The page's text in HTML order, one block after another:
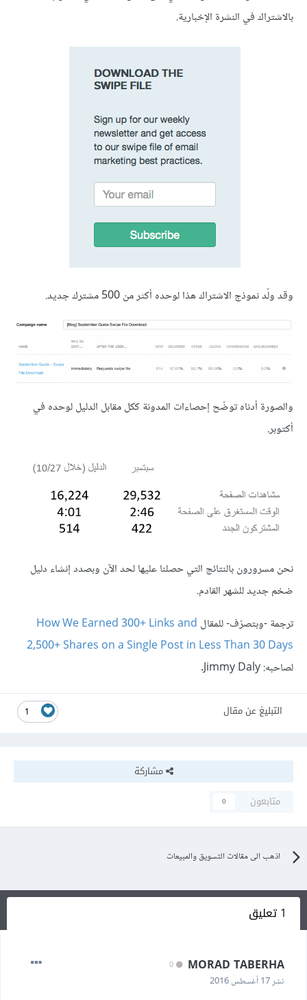
بالاشتراك في النشرة الإخبارية.
وقد ولّد نموذج الاشتراك هذا لوحده أكثر من 500 مشترك جديد.
والصورة أدناه توضّح إحصاءات المدونة ككل مقابل الدليل لوحده في
أكتوبر.
نحن مسرورون بالنتائج التي حصلنا عليها لحد الآن وبصدد إنشاء دليل
ضخم جديد للشهر القادم.
ترجمة -وبتصرّف- للمقال How We Earned 300+ Links and
2,500+ Shares on a Single Post in Less Than 30 Days
لصاحبه: Jimmy Daly.
1 التبليغ عن مقال
مشاركة
متابعون
0
اذهب الى مقالات التسويق والمبيعات
1 تعليق
MORAD TABERHA
نشر17 أغسطس 2016